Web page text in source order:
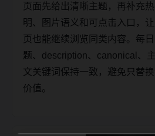
页面先给出清晰主题，再补充
明、图片语义和可点击入口，
页也能继续浏览同类内容。每
题、description、canonical、
文关键词保持一致，避免只替
价值。